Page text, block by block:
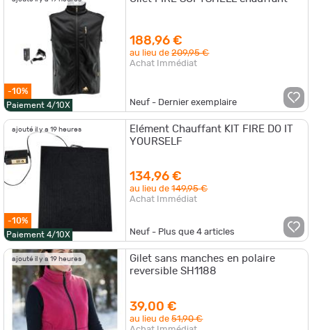
-10%
Paiement 4/10X
188,96 €
au lieu de209,95 €
Achat Immédiat
Neuf - Dernier exemplaire
ajouté il y a 19 heures
-10%
Paiement 4/10X
Elément Chauffant KIT FIRE DO IT
YOURSELF
134,96 €
au lieu de149,95 €
Achat Immédiat
Neuf - Plus que4 articles
ajouté il y a 19 heures
Gilet sans manches en polaire
reversible SH1188
39,00 €
au lieu de51,90 €